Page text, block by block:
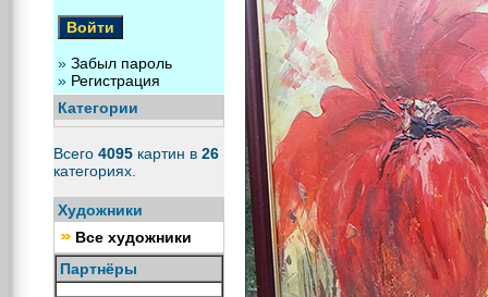
» Забыл пароль
» Регистрация
Категории
Всего 4095 картин в 26
категориях.
Художники
Все художники
Партнёры